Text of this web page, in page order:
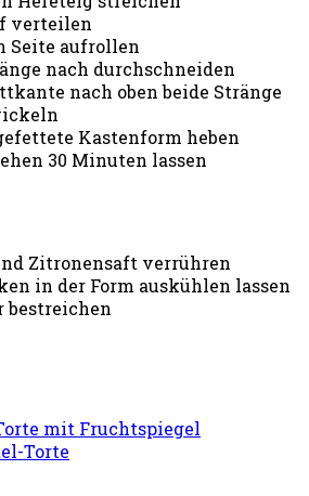
verteilen
Seite aufrollen
nach durchschneiden
nach oben beide Stränge
Kastenform heben
30 Minuten lassen
Zitronensaft verrühren
in der Form auskühlen lassen
bestreichen
mit Fruchtspiegel
Torte